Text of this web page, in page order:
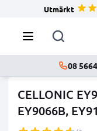
Utmärkt
08
CELLONIC
EY9066B,